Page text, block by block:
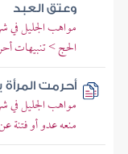
وعتق العبد
مواهب الجليل في
الحج > تنبيهات
أحرمت
مواهب الجليل
منعه عدو أو فتنة